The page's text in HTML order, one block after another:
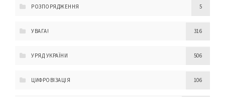
РОЗПОРЯДЖЕННЯ 5
УВАГА! 316
УРЯД УКРАЇНИ 506
ЦИФРОВІЗАЦІЯ 106